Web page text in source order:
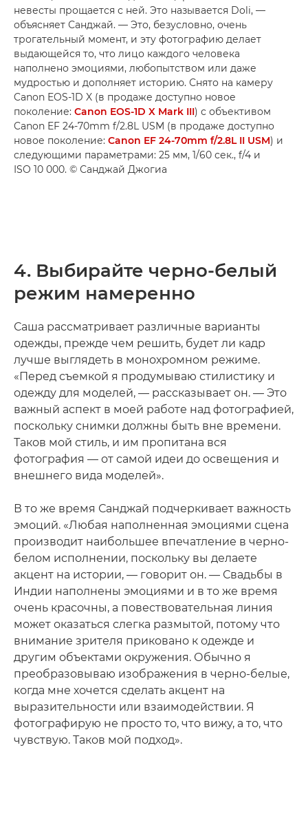
невесты прощается с ней. Это называется Doli, —
объясняет Санджай. — Это, безусловно, очень
трогательный момент, и эту фотографию делает
выдающейся то, что лицо каждого человека
наполнено эмоциями, любопытством или даже
мудростью и дополняет историю. Снято на камеру
Canon EOS-1D X (в продаже доступно новое
поколение: Canon EOS-1D X Mark III) с объективом
Canon EF 24-70mm f/2.8L USM (в продаже доступно
новое поколение: Canon EF 24-70mm f/2.8L II USM) и
следующими параметрами: 25 мм, 1/60 сек., f/4 и
ISO 10 000. © Санджай Джогиа
4. Выбирайте черно-белый
режим намеренно
Саша рассматривает различные варианты
одежды, прежде чем решить, будет ли кадр
лучше выглядеть в монохромном режиме.
«Перед съемкой я продумываю стилистику и
одежду для моделей, — рассказывает он. — Это
важный аспект в моей работе над фотографией,
поскольку снимки должны быть вне времени.
Таков мой стиль, и им пропитана вся
фотография — от самой идеи до освещения и
внешнего вида моделей».
В то же время Санджай подчеркивает важность
эмоций. «Любая наполненная эмоциями сцена
производит наибольшее впечатление в черно-
белом исполнении, поскольку вы делаете
акцент на истории, — говорит он. — Свадьбы в
Индии наполнены эмоциями и в то же время
очень красочны, а повествовательная линия
может оказаться слегка размытой, потому что
внимание зрителя приковано к одежде и
другим объектами окружения. Обычно я
преобразовываю изображения в черно-белые,
когда мне хочется сделать акцент на
выразительности или взаимодействии. Я
фотографирую не просто то, что вижу, а то, что
чувствую. Таков мой подход».